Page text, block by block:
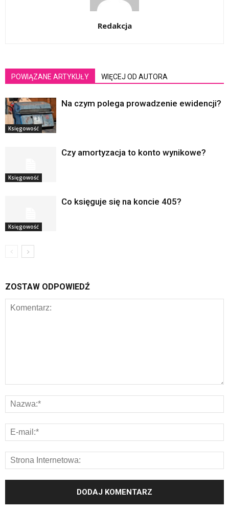
Redakcja
POWIĄZANE ARTYKUŁY WIĘCEJ OD AUTORA
Księgowość
Na czym polega prowadzenie ewidencji?
Księgowość
Czy amortyzacja to konto wynikowe?
Księgowość
Co księguje się na koncie 405?
ZOSTAW ODPOWIEDŹ